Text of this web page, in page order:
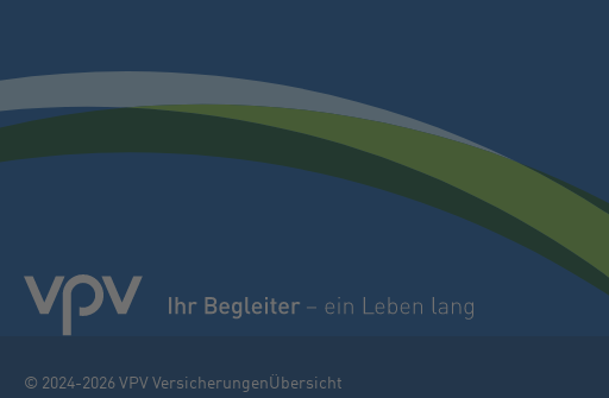
Übersicht
© 2024-2026 VPV Versicherungen